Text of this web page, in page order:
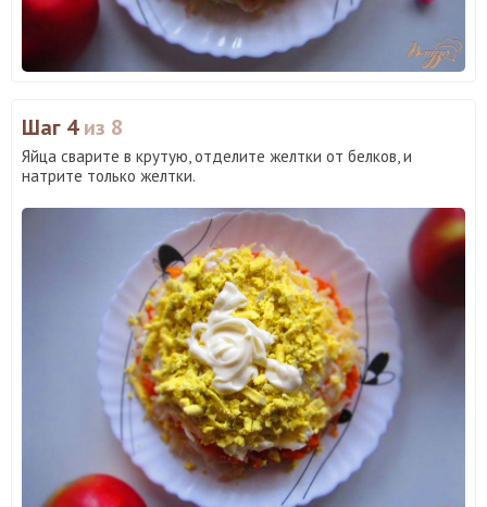
Шаг 4из 8
Яйца сварите в крутую, отделите желтки от белков, и
натрите только желтки.